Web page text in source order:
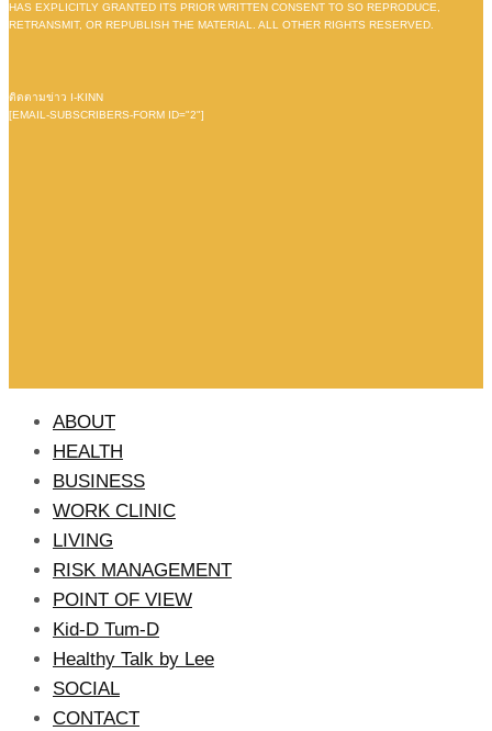
HAS EXPLICITLY GRANTED ITS PRIOR WRITTEN CONSENT TO SO REPRODUCE,
RETRANSMIT, OR REPUBLISH THE MATERIAL. ALL OTHER RIGHTS RESERVED.
ติดตามข่าว I-KINN
[EMAIL-SUBSCRIBERS-FORM ID="2"]
ABOUT
HEALTH
BUSINESS
WORK CLINIC
LIVING
RISK MANAGEMENT
POINT OF VIEW
Kid-D Tum-D
Healthy Talk by Lee
SOCIAL
CONTACT